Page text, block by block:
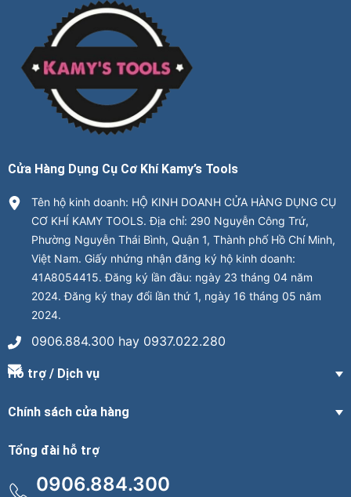
Cửa Hàng Dụng Cụ Cơ Khí Kamy’s Tools
Tên hộ kinh doanh: HỘ KINH DOANH CỬA HÀNG DỤNG CỤ
CƠ KHÍ KAMY TOOLS. Địa chỉ: 290 Nguyễn Công Trứ,
Phường Nguyễn Thái Bình, Quận 1, Thành phố Hồ Chí Minh,
Việt Nam. Giấy nhứng nhận đăng ký hộ kinh doanh:
41A8054415. Đăng ký lần đầu: ngày 23 tháng 04 năm
2024. Đăng ký thay đổi lần thứ 1, ngày 16 tháng 05 năm
2024.
0906.884.300 hay 0937.022.280
Hỗ trợ / Dịch vụ
Chính sách cửa hàng
Tổng đài hỗ trợ
0906.884.300